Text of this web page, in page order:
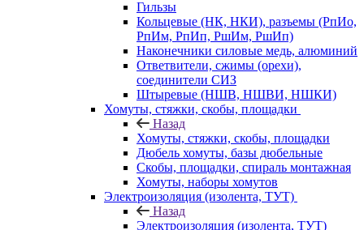
Гильзы
Кольцевые (НК, НКИ), разъемы (РпИо,
РпИм, РпИп, РшИм, РшИп)
Наконечники силовые медь, алюминий
Ответвители, сжимы (орехи),
соединители СИЗ
Штыревые (НШВ, НШВИ, НШКИ)
Хомуты, стяжки, скобы, площадки
Назад
Хомуты, стяжки, скобы, площадки
Дюбель хомуты, базы дюбельные
Скобы, площадки, спираль монтажная
Хомуты, наборы хомутов
Электроизоляция (изолента, ТУТ)
Назад
Электроизоляция (изолента, ТУТ)